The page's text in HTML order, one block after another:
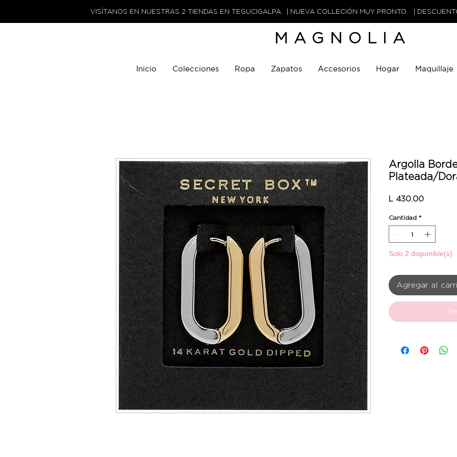
VISÍTANOS EN NUESTRAS 2 TIENDAS EN TEGUCIGALPA. | NUEVA COLLECIÓN MUY PRONTO. |
MAGNOLIA
Inicio Colecciones Ropa Zapatos Accesorios Hogar Maquillaje
Argolla
Plateada/
L 430.00Precio
Cantidad *
Solo 2 disponible(s)
Agregar al